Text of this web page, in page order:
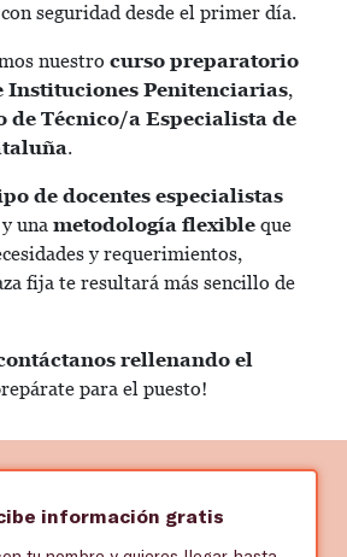
seguridad desde el primer día.
nuestro curso preparatorio
Instituciones Penitenciarias,
de Técnico/a Especialista de
.
de docentes especialistas
y una metodología flexible que
y requerimientos,
fija te resultará más sencillo de
rellenando el
para el puesto!
información gratis